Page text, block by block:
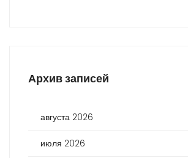
Архив записей
августа 2026
июля 2026